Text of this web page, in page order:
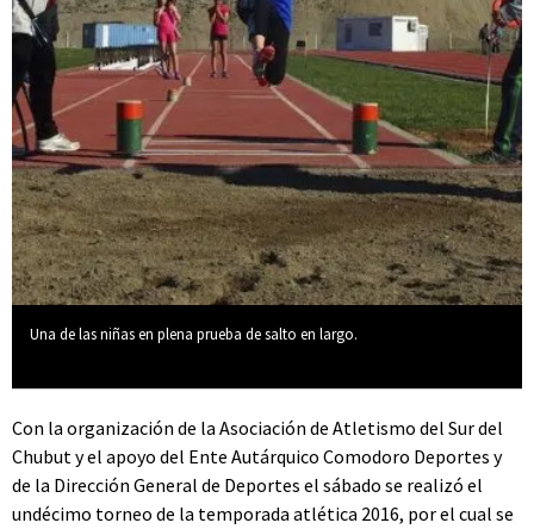
Una de las niñas en plena prueba de salto en largo.
Con la organización de la Asociación de Atletismo del Sur del
Chubut y el apoyo del Ente Autárquico Comodoro Deportes y
de la Dirección General de Deportes el sábado se realizó el
undécimo torneo de la temporada atlética 2016, por el cual se